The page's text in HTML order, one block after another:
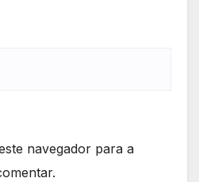
navegador para a